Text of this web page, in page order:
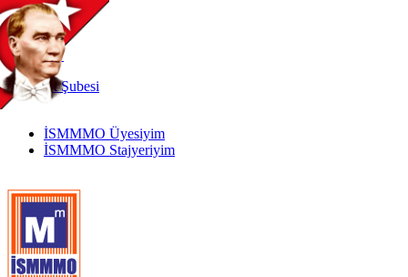
TR
|
EN
İnternetŞubesi
İSMMMO Üyesiyim
İSMMMO Stajyeriyim